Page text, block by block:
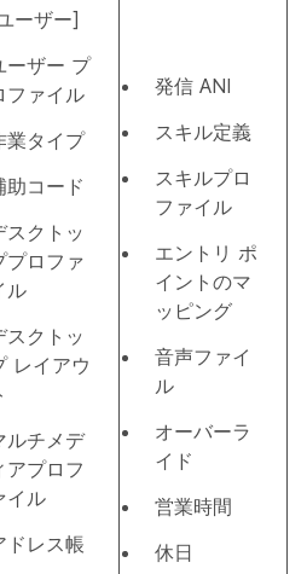
ーザー]
ーザー プ
ファイル
業タイプ
助コード
スクトッ
プロファ
ル
スクトッ
レイアウ
ルチメデ
アプロフ
イル
ドレス帳
発信 ANI
スキル定義
スキルプロ
ファイル
エントリ ポ
イントのマ
ッピング
音声ファイ
ル
オーバーラ
イド
営業時間
休日